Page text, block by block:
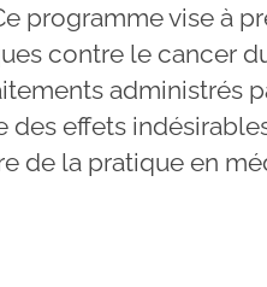
programme vise à
contre le cancer
administrés
des effets
de la pratique en